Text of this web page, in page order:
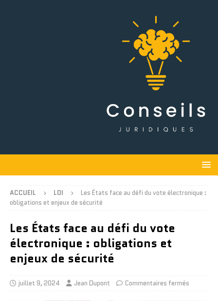
ACCUEIL LOI
Les États face au défi du vote électronique :
obligations et enjeux de sécurité
Les États face au défi du vote
électronique : obligations et
enjeux de sécurité
juillet 9, 2024 Jean Dupont Commentaires fermés